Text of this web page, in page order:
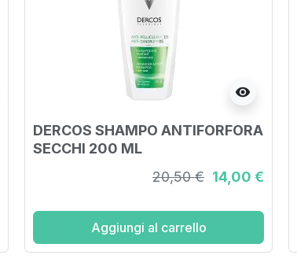
visibility
DERCOS SHAMPO ANTIFORFORA
SECCHI 200 ML
20,50 € 14,00 €
Aggiungi al carrello